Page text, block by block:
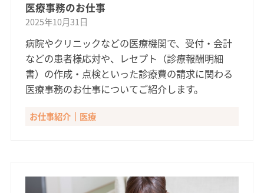
医療事務のお仕事
2025年10月31日
病院やクリニックなどの医療機関で、受付・会計
などの患者様応対や、レセプト（診療報酬明細
書）の作成・点検といった診療費の請求に関わる
医療事務のお仕事についてご紹介します。
お仕事紹介 医療